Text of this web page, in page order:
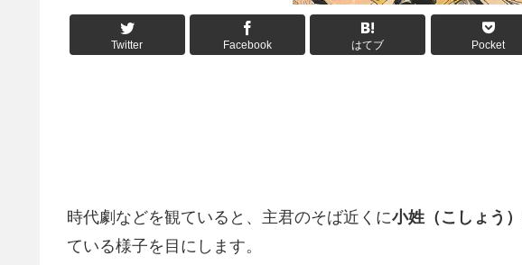
Twitter Facebook はてブ Pocket
時代劇などを観ていると、主君のそば近くに小姓（こしょう）
ている様子を目にします。